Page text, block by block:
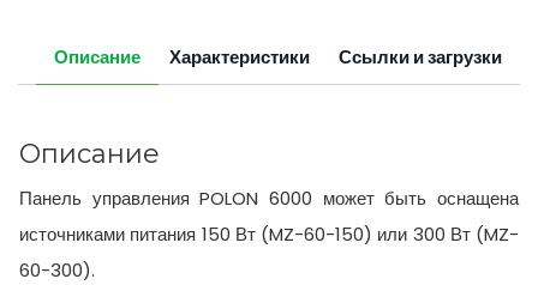
Описание Характеристики Ссылки и загрузки
Описание
Панель управления POLON 6000 может быть оснащена
источниками питания 150 Вт (MZ-60-150) или 300 Вт (MZ-
60-300).